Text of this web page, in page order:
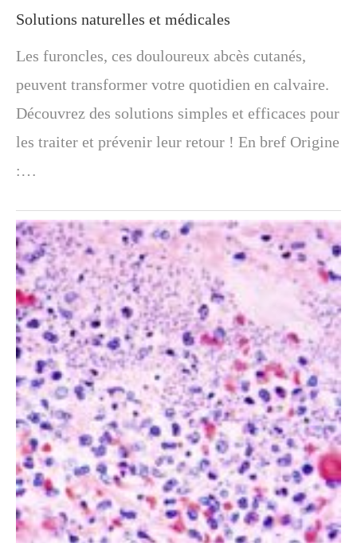
Solutions naturelles et médicales
Les furoncles, ces douloureux abcès cutanés,
peuvent transformer votre quotidien en calvaire.
Découvrez des solutions simples et efficaces pour
les traiter et prévenir leur retour ! En bref Origine
:…